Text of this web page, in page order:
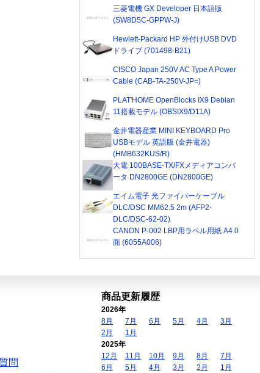
三菱電機 GX Developer 日本語版
(SW8D5C-GPPW-J)
Hewlett-Packard HP 外付けUSB DVD
ドライブ (701498-B21)
CISCO Japan 250V AC Type A Power
Cable (CAB-TA-250V-JP=)
PLAT'HOME OpenBlocks IX9 Debian
11搭載モデル (OBSIX9/D11A)
金井電器産業 MINI KEYBOARD Pro
USBモデル 英語版 (金井電器)
(HMB632KUS/R)
大電 100BASE-TX/FXメディアコンバ
ータ DN2800GE (DN2800GE)
エイム電子 光ファイバーケーブル
DLC/DSC MM62.5 2m (AFP2-
DLC/DSC-62-02)
CANON P-002 LBP用ラベル用紙 A4 0
面 (6055A006)
問
商品更新履歴
2026年
8月
7月 6月 5月 4月
3月
2月
1月
2025年
12月
11月 10月 9月 8月
7月
6月
5月 4月 3月 2月
1月